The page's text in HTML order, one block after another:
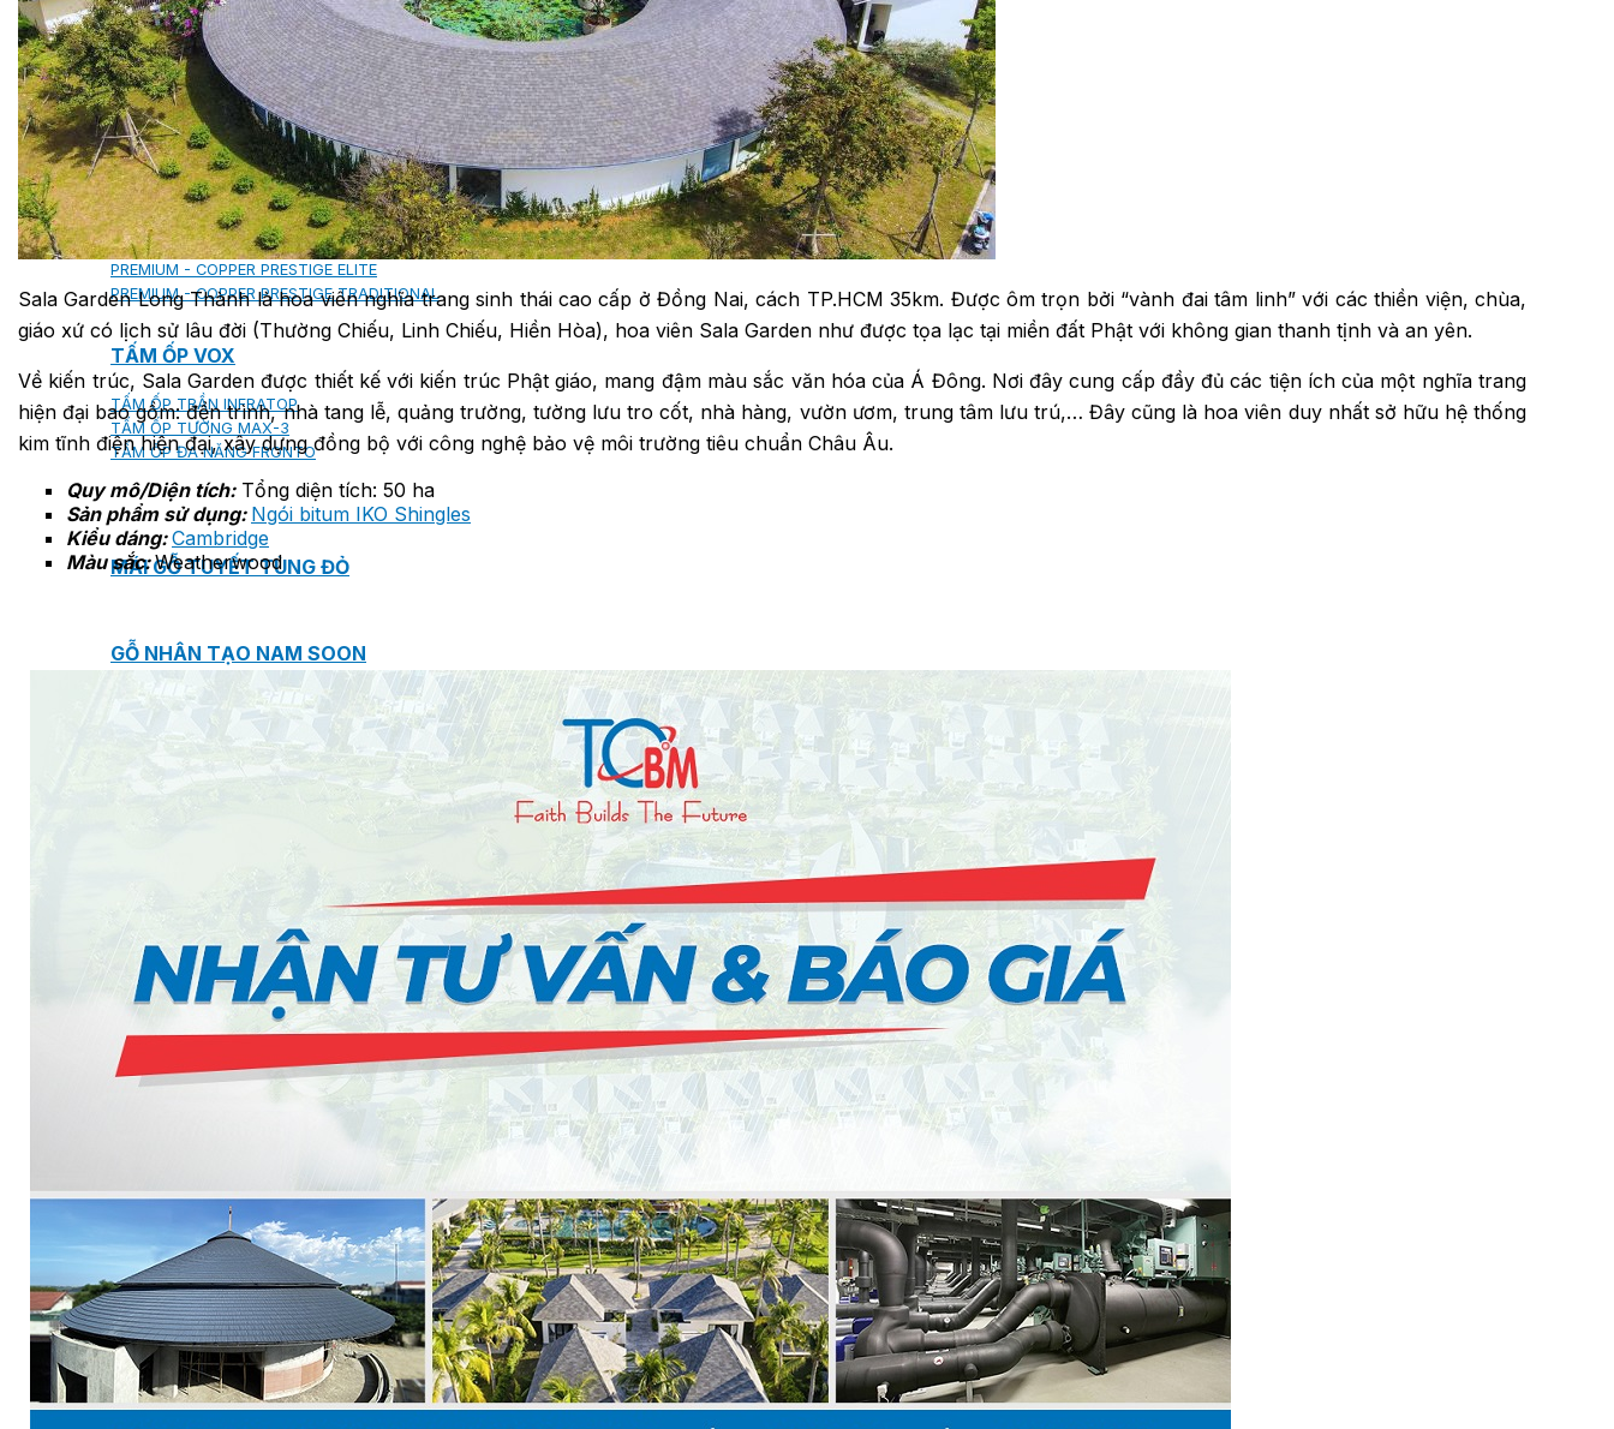
CF SHAKE
CF SHINGLE
CALIBRE
TẤM LỢP KIM LOẠI
PREMIUM - COPPER PRESTIGE ULTIMETAL HD
PREMIUM - COPPER PRESTIGE COMPACT PLUS
PREMIUM - COPPER PRESTIGE ELITE
PREMIUM - COPPER PRESTIGE TRADITIONAL
TẤM ỐP VOX
TẤM ỐP TRẦN INFRATOP
TẤM ỐP TƯỜNG MAX-3
TẤM ỐP ĐA NĂNG FRONTO
MÁI GỖ TUYẾT TÙNG ĐỎ
GỖ NHÂN TẠO NAM SOON
GỖ SINH THÁI NOVANO
MÁI LÁ NHÂN TẠO CENTRO THATCH
MASTER COPPO (KIỂU DÁNG NGÓI ĐỊA TRUNG HẢI)
HỆ THỐNG BƠM TĂNG ÁP EPSSO
BƠM TRỤC ĐỨNG ĐƠN TẦNG CÁNH INLINE DP EPSSO
BƠM TRỤC ĐỨNG ĐA TẦNG CÁNH EPSSO
Sala Garden Long Thành là hoa viên nghĩa trang sinh thái cao cấp ở Đồng Nai, cách TP.HCM 35km. Được ôm trọn bởi “vành đai tâm linh” với các thiền viện, chùa,
giáo xứ có lịch sử lâu đời (Thường Chiếu, Linh Chiếu, Hiền Hòa), hoa viên Sala Garden như được tọa lạc tại miền đất Phật với không gian thanh tịnh và an yên.
Về kiến trúc, Sala Garden được thiết kế với kiến trúc Phật giáo, mang đậm màu sắc văn hóa của Á Đông. Nơi đây cung cấp đầy đủ các tiện ích của một nghĩa trang
hiện đại bao gồm: đền trình, nhà tang lễ, quảng trường, tường lưu tro cốt, nhà hàng, vườn ươm, trung tâm lưu trú,… Đây cũng là hoa viên duy nhất sở hữu hệ thống
kim tĩnh điện hiện đại, xây dựng đồng bộ với công nghệ bảo vệ môi trường tiêu chuẩn Châu Âu.
Quy mô/Diện tích:Tổng diện tích: 50 ha
Sản phẩm sử dụng: Ngói bitum IKO Shingles
Kiểu dáng:Cambridge
Màu sắc:Weatherwood